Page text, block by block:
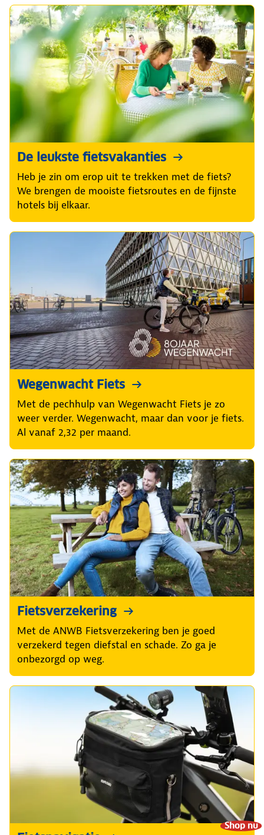
De leukste fietsvakanties
Heb je zin om erop uit te trekken met de fiets?
We brengen de mooiste fietsroutes en de fijnste
hotels bij elkaar.
Wegenwacht Fiets
Met de pechhulp van Wegenwacht Fiets je zo
weer verder. Wegenwacht, maar dan voor je fiets.
Al vanaf 2,32 per maand.
Fietsverzekering
Met de ANWB Fietsverzekering ben je goed
verzekerd tegen diefstal en schade. Zo ga je
onbezorgd op weg.
Shop nu